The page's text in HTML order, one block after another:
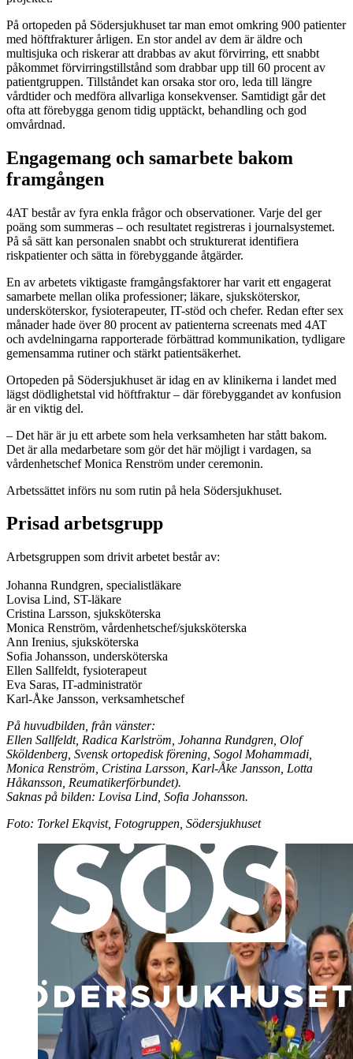
På ortopeden på Södersjukhuset tar man emot omkring 900 patienter
med höftfrakturer årligen. En stor andel av dem är äldre och
multisjuka och riskerar att drabbas av akut förvirring, ett snabbt
påkommet förvirringstillstånd som drabbar upp till 60 procent av
patientgruppen. Tillståndet kan orsaka stor oro, leda till längre
vårdtider och medföra allvarliga konsekvenser. Samtidigt går det
ofta att förebygga genom tidig upptäckt, behandling och god
omvårdnad.
Engagemang och samarbete bakom
framgången
4AT består av fyra enkla frågor och observationer. Varje del ger
poäng som summeras – och resultatet registreras i journalsystemet.
På så sätt kan personalen snabbt och strukturerat identifiera
riskpatienter och sätta in förebyggande åtgärder.
En av arbetets viktigaste framgångsfaktorer har varit ett engagerat
samarbete mellan olika professioner; läkare, sjuksköterskor,
undersköterskor, fysioterapeuter, IT-stöd och chefer. Redan efter sex
månader hade över 80 procent av patienterna screenats med 4AT
och avdelningarna rapporterade förbättrad kommunikation, tydligare
gemensamma rutiner och stärkt patientsäkerhet.
Ortopeden på Södersjukhuset är idag en av klinikerna i landet med
lägst dödlighetstal vid höftfraktur – där förebyggandet av konfusion
är en viktig del.
– Det här är ju ett arbete som hela verksamheten har stått bakom.
Det är alla medarbetare som gör det här möjligt i vardagen, sa
vårdenhetschef Monica Renström under ceremonin.
Arbetssättet införs nu som rutin på hela Södersjukhuset.
Prisad arbetsgrupp
Arbetsgruppen som drivit arbetet består av:
Johanna Rundgren, specialistläkare
Lovisa Lind, ST-läkare
Cristina Larsson, sjuksköterska
Monica Renström, vårdenhetschef/sjuksköterska
Ann Irenius, sjuksköterska
Sofia Johansson, undersköterska
Ellen Sallfeldt, fysioterapeut
Eva Saras, IT-administratör
Karl-Åke Jansson, verksamhetschef
På huvudbilden, från vänster:
Ellen Sallfeldt, Radica Karlström, Johanna Rundgren, Olof
Sköldenberg, Svensk ortopedisk förening, Sogol Mohammadi,
Monica Renström, Cristina Larsson, Karl-Åke Jansson, Lotta
Håkansson, Reumatikerförbundet).
Saknas på bilden: Lovisa Lind, Sofia Johansson.
Foto: Torkel Ekqvist, Fotogruppen, Södersjukhuset